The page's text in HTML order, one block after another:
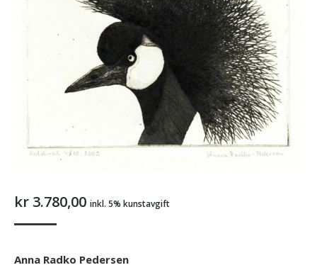
kr 3.780,00 inkl. 5% kunstavgift
Anna Radko Pedersen